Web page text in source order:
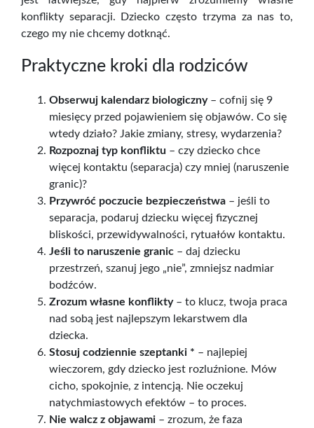
konflikty separacji. Dziecko często trzyma za nas to,
czego my nie chcemy dotknąć.
Praktyczne kroki dla rodziców
Obserwuj kalendarz biologiczny– cofnij się 9
miesięcy przed pojawieniem się objawów. Co się
wtedy działo? Jakie zmiany, stresy, wydarzenia?
Rozpoznaj typ konfliktu – czy dziecko chce
więcej kontaktu (separacja) czy mniej (naruszenie
granic)?
Przywróć poczucie bezpieczeństwa – jeśli to
separacja, podaruj dziecku więcej fizycznej
bliskości, przewidywalności, rytuałów kontaktu.
Jeśli to naruszenie granic – daj dziecku
przestrzeń, szanuj jego „nie”, zmniejsz nadmiar
bodźców.
Zrozum własne konflikty– to klucz, twoja praca
nad sobą jest najlepszym lekarstwem dla
dziecka.
Stosuj codziennie szeptanki * – najlepiej
wieczorem, gdy dziecko jest rozluźnione. Mów
cicho, spokojnie, z intencją. Nie oczekuj
natychmiastowych efektów – to proces.
Nie walcz z objawami – zrozum, że faza